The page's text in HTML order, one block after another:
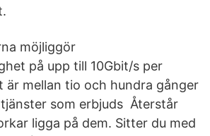
möjliggör
på upp till 10Gbit/s per
är mellan tio och hundra gånger
som erbjuds Återstår
ligga på dem. Sitter du med